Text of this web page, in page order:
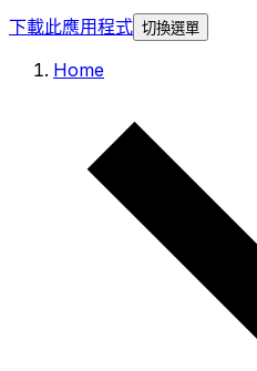
下載此應用程式 切換選單
Home